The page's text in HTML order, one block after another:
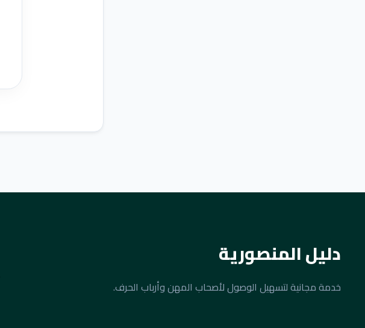
دليل المنصورية
خدمة مجانية لتسهيل الوصول لأصحاب المهن وأرباب الحرف.